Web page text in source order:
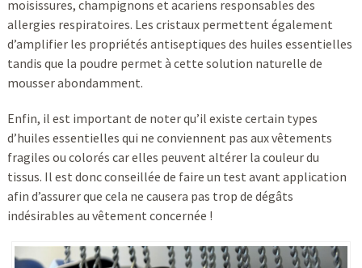
moisissures, champignons et acariens responsables des
allergies respiratoires. Les cristaux permettent également
d’amplifier les propriétés antiseptiques des huiles essentielles
tandis que la poudre permet à cette solution naturelle de
mousser abondamment.
Enfin, il est important de noter qu’il existe certain types
d’huiles essentielles qui ne conviennent pas aux vêtements
fragiles ou colorés car elles peuvent altérer la couleur du
tissus. Il est donc conseillée de faire un test avant application
afin d’assurer que cela ne causera pas trop de dégâts
indésirables au vêtement concernée !